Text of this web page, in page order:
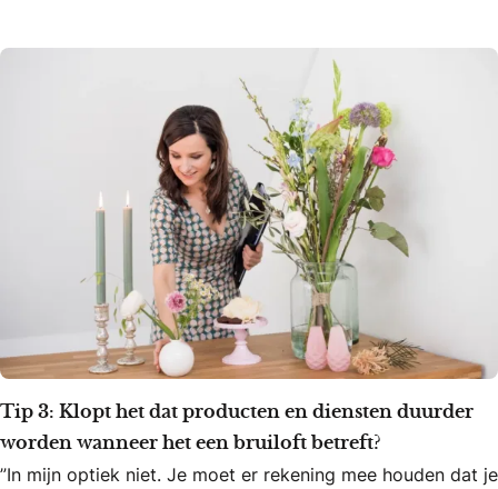
Tip 3: Klopt het dat producten en diensten duurder
worden wanneer het een bruiloft betreft?
”In mijn optiek niet. Je moet er rekening mee houden dat je